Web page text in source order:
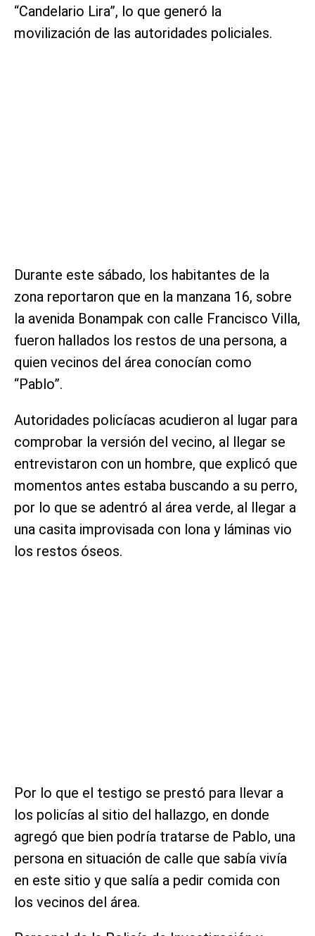
“Candelario Lira”, lo que generó la
movilización de las autoridades policiales.
Durante este sábado, los habitantes de la
zona reportaron que en la manzana 16, sobre
la avenida Bonampak con calle Francisco Villa,
fueron hallados los restos de una persona, a
quien vecinos del área conocían como
“Pablo”.
Autoridades policíacas acudieron al lugar para
comprobar la versión del vecino, al llegar se
entrevistaron con un hombre, que explicó que
momentos antes estaba buscando a su perro,
por lo que se adentró al área verde, al llegar a
una casita improvisada con lona y láminas vio
los restos óseos.
Por lo que el testigo se prestó para llevar a
los policías al sitio del hallazgo, en donde
agregó que bien podría tratarse de Pablo, una
persona en situación de calle que sabía vivía
en este sitio y que salía a pedir comida con
los vecinos del área.